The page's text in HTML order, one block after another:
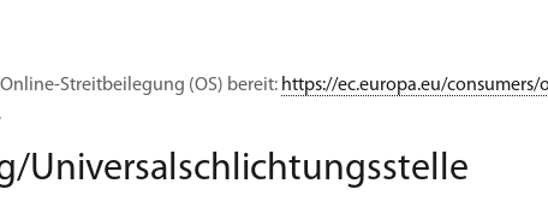
Streitbeilegung (OS) bereit: https://ec.europa.eu/consumers/
Universal­schlichtungs­stelle